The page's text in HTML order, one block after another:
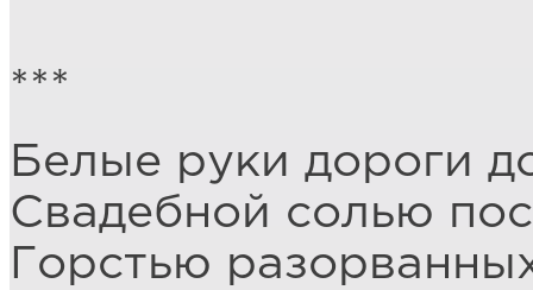
***
Белые руки дороги
Свадебной солью
Горстью